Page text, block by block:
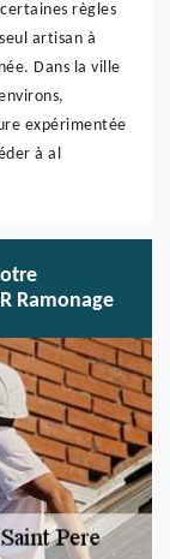
règles
artisan à
Dans la ville
expérimentée
à al
Ramonage